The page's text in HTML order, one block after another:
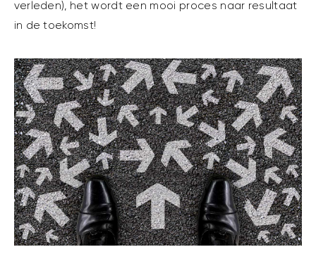
verleden), het wordt een mooi proces naar resultaat
in de toekomst!